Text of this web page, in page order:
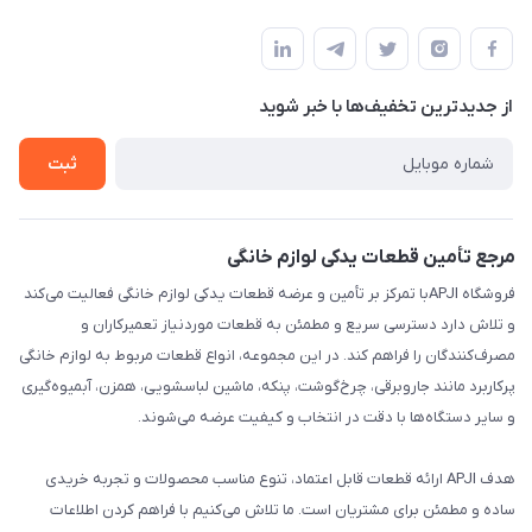
لیست محصولات
درباره ما
قوانین و مقررات
حریم خصوصی
راهنما
از جدید‌ترین تخفیف‌ها با‌ خبر شوید
ثبت
مرجع تأمین قطعات یدکی لوازم خانگی
فروشگاه APJIبا تمرکز بر تأمین و عرضه قطعات یدکی لوازم خانگی فعالیت می‌کند
و تلاش دارد دسترسی سریع و مطمئن به قطعات موردنیاز تعمیرکاران و
مصرف‌کنندگان را فراهم کند. در این مجموعه، انواع قطعات مربوط به لوازم خانگی
پرکاربرد مانند جاروبرقی، چرخ‌گوشت، پنکه، ماشین لباسشویی، همزن، آبمیوه‌گیری
و سایر دستگاه‌ها با دقت در انتخاب و کیفیت عرضه می‌شوند.
هدف APJI ارائه قطعات قابل اعتماد، تنوع مناسب محصولات و تجربه خریدی
ساده و مطمئن برای مشتریان است. ما تلاش می‌کنیم با فراهم کردن اطلاعات